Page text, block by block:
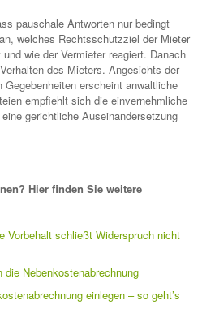
pauschale Antworten nur bedingt
welches Rechtsschutzziel der Mieter
wie der Vermieter reagiert. Danach
des Mieters. Angesichts der
erscheint anwaltliche
empfiehlt sich die einvernehmliche
gerichtliche Auseinandersetzung
Hier finden Sie weitere
Vorbehalt schließt Widerspruch nicht
Nebenkostenabrechnung
einlegen – so geht’s